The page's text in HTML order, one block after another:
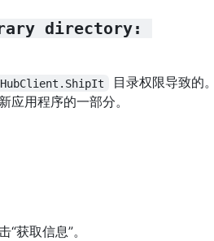
directory:
目录权限导致的。
用程序的一部分。
“获取信息”。